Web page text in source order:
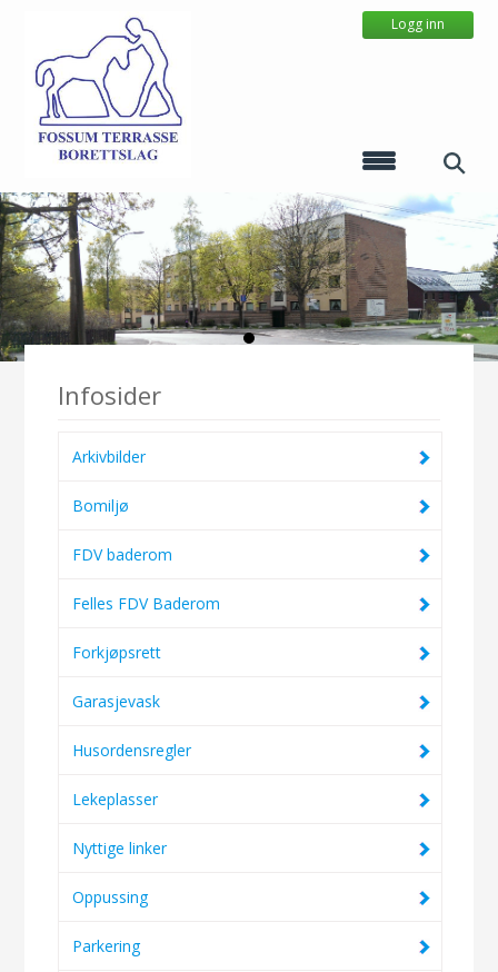
Logg inn
Infosider
Arkivbilder
Bomiljø
FDV baderom
Felles FDV Baderom
Forkjøpsrett
Garasjevask
Husordensregler
Lekeplasser
Nyttige linker
Oppussing
Parkering